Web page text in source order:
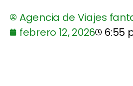
Agencia de Viajes
febrero 12, 2026
6:55